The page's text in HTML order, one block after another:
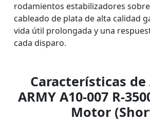
rodamientos estabilizadores
cableado de plata de alta calidad
vida útil prolongada y una
cada disparo.
Características de
ARMY A10-007 R-
Motor